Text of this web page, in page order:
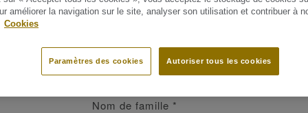
Prénom*
Nom de famille *
améliorer la navigation sur le site, analyser son utilisation et contribuer à
Cookies
Autoriser tous les cookies
Paramètres des cookies